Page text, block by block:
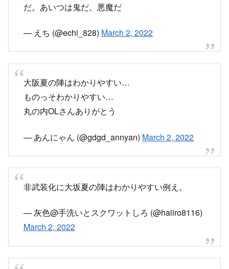
だ。あいつは鬼だ。悪魔だ
— えち (@echi_828) March 2, 2022
大阪夏の陣はわかりやすい…
ものっそわかりやすい…
丸の内OLさんありがとう
— あんにゃん (@gdgd_annyan) March 2, 2022
非武装化に大坂夏の陣はわかりやすい例え。
— 灰色@手洗いとスクワットしろ (@haiiro8116)
March 2, 2022